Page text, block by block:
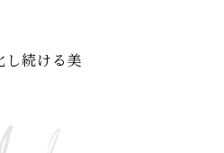
続ける美